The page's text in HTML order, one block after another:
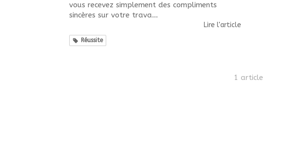
vous recevez simplement des compliments
sincères sur votre trava...
Lire l'article
Réussite
1 article